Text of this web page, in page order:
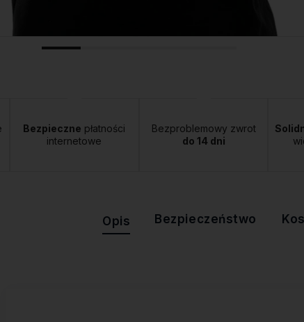
Bezpieczne płatności
internetowe
Bezproblemowy zwrot
do 14 dni
Dostępność:
Opis Bezpieczeństwo